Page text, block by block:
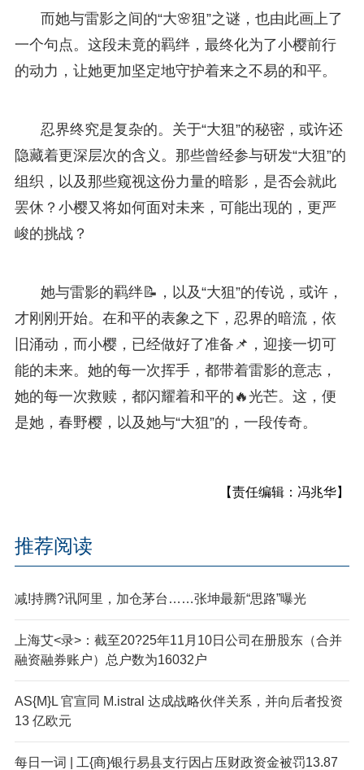
而她与雷影之间的“大🌸狙”之谜，也由此画上了
一个句点。这段未竟的羁绊，最终化为了小樱前行
的动力，让她更加坚定地守护着来之不易的和平。
忍界终究是复杂的。关于“大狙”的秘密，或许还
隐藏着更深层次的含义。那些曾经参与研发“大狙”的
组织，以及那些窥视这份力量的暗影，是否会就此
罢休？小樱又将如何面对未来，可能出现的，更严
峻的挑战？
她与雷影的羁绊📝，以及“大狙”的传说，或许，
才刚刚开始。在和平的表象之下，忍界的暗流，依
旧涌动，而小樱，已经做好了准备📌，迎接一切可
能的未来。她的每一次挥手，都带着雷影的意志，
她的每一次救赎，都闪耀着和平的🔥光芒。这，便
是她，春野樱，以及她与“大狙”的，一段传奇。
【责任编辑：冯兆华】
推荐阅读
减!持腾?讯阿里，加仓茅台……张坤最新“思路”曝光
上海艾<录>：截至20?25年11月10日公司在册股东（合并
融资融券账户）总户数为16032户
AS{M}L 官宣同 M.istral 达成战略伙伴关系，并向后者投资
13 亿欧元
每日一词 | 工{商}银行易县支行因占压财政资金被罚13.87